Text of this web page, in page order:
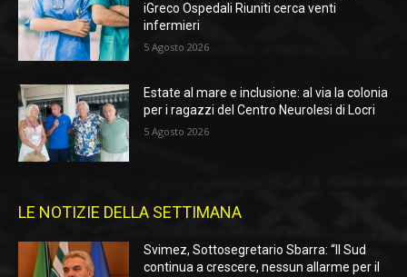
iGreco Ospedali Riuniti cerca venti
infermieri
5 Agosto 2026
Estate al mare e inclusione: al via la colonia
per i ragazzi del Centro Neurolesi di Locri
5 Agosto 2026
LE NOTIZIE DELLA SETTIMANA
Svimez, Sottosegretario Sbarra: “Il Sud
continua a crescere, nessun allarme per il